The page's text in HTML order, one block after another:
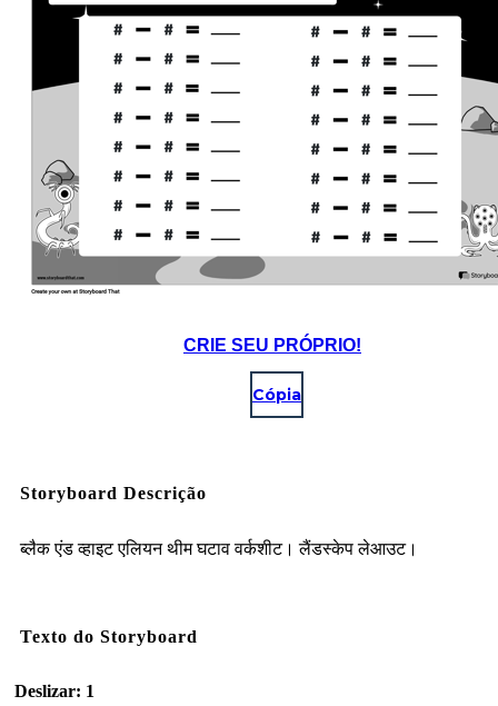
CRIE SEU PRÓPRIO!
Cópia
Storyboard Descrição
ब्लैक एंड व्हाइट एलियन थीम घटाव वर्कशीट। लैंडस्केप लेआउट।
Texto do Storyboard
Deslizar: 1